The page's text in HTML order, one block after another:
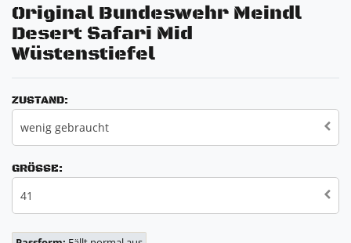
Original Bundeswehr Meindl
Desert Safari Mid
Wüstenstiefel
ZUSTAND:
wenig gebraucht
GRÖSSE:
41